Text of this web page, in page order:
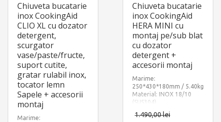
Chiuveta bucatarie
inox CookingAid
CLIO XL cu dozator
detergent,
scurgator
vase/paste/fructe,
suport cutite,
gratar rulabil inox,
tocator lemn
Sapele + accesorii
montaj
Marime:
Chiuveta bucatarie
inox CookingAid
HERA MINI cu
montaj pe/sub blat
cu dozator
detergent +
accesorii montaj
Marime:
250*430*180mm / 5.40kg
Material: INOX 18/10
(SUS304)
Componente: Chiuveta
Hera Mini cu 1 accesoriu:
1.490,00lei